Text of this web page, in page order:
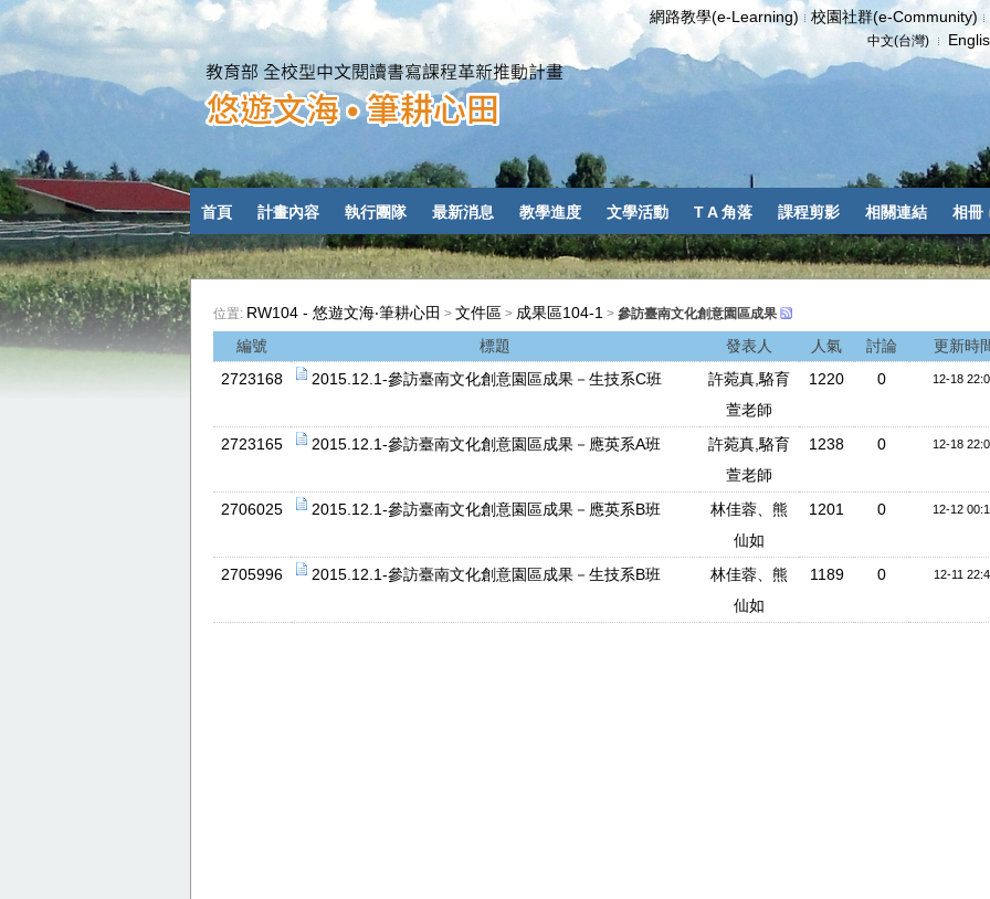
網路教學(e-Learning) 校園社群(e-Community)
中文(台灣)
首頁 計畫內容 執行團隊 最新消息 教學進度 文學活動 T A 角落 課程剪影 相關連結 相冊
位置: RW104 - 悠遊文海‧筆耕心田 > 文件區 > 成果區104-1 > 參訪臺南文化創意園區成果
編號 標題 發表人 人氣 討論
更新時
2723168
2015.12.1-參訪臺南文化創意園區成果－生技系C班
許菀真,駱育
萱老師
1220 0 12-18
2723165 2015.12.1-參訪臺南文化創意園區成果－應英系A班
許菀真,駱育
萱老師
1238 0 12-18
2706025 2015.12.1-參訪臺南文化創意園區成果－應英系B班
林佳蓉、熊
仙如
1201 0 12-12
2705996 2015.12.1-參訪臺南文化創意園區成果－生技系B班
林佳蓉、熊
仙如
1189 0 12-11